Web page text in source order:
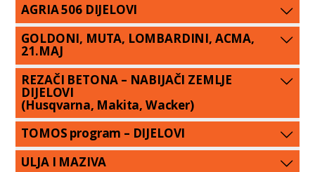
AGRIA 506 DIJELOVI
GOLDONI, MUTA, LOMBARDINI, ACMA,
21.MAJ
REZAČI BETONA – NABIJAČI ZEMLJE
DIJELOVI
(Husqvarna, Makita, Wacker)
TOMOS program – DIJELOVI
ULJA I MAZIVA